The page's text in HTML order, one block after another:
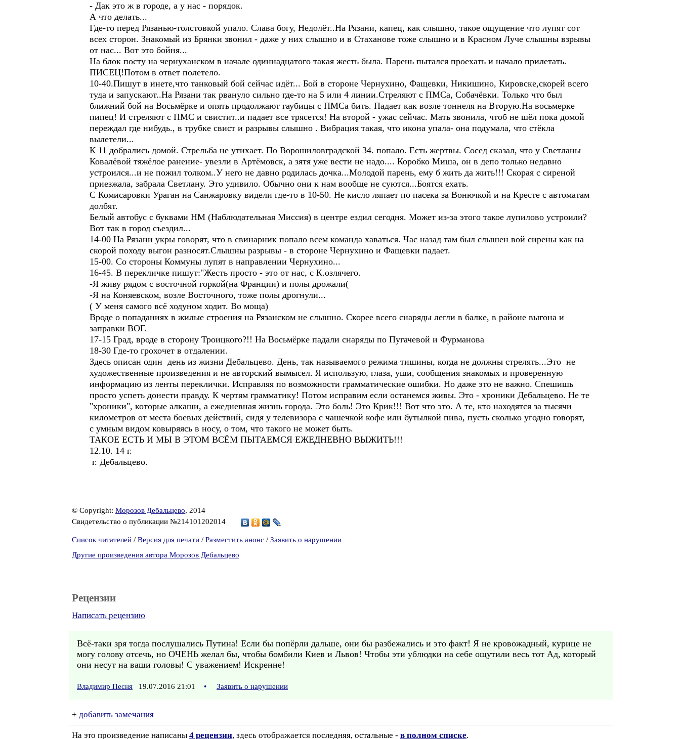
- Дак это ж в городе, а у нас - порядок.
А что делать...
Где-то перед Рязанью-толстовкой упало. Слава богу, Недолёт..На Рязани, капец, как слышно, такое ощущение что лупят сот
всех сторон. Знакомый из Брянки звонил - даже у них слышно и в Стаханове тоже слышно и в Красном Луче слышны взрывы
от нас... Вот это бойня...
На блок посту на чернуханском в начале одиннадцатого такая жесть была. Парень пытался проехать и начало прилетать.
ПИСЕЦ!Потом в ответ полетело.
10-40.Пишут в инете,что танковый бой сейчас идёт... Бой в стороне Чернухино, Фащевки, Никишино, Кировске,скорей всего
туда и запускают..На Рязани так рвануло сильно где-то на 5 или 4 линии.Стреляют с ПМСа, Собачёвки. Только что был
ближний бой на Восьмёрке и опять продолжают гаубицы с ПМСа бить. Падает как возле тоннеля на Вторую.На восьмерке
пипец! И стреляют с ПМС и свистит..и падает все трясется! На второй - ужас сейчас. Мать звонила, чтоб не шёл пока домой
переждал где нибудь., в трубке свист и разрывы слышно . Вибрация такая, что икона упала- она подумала, что стёкла
вылетели...
К 11 добрались домой. Стрельба не утихает. По Ворошиловградской 34. попало. Есть жертвы. Сосед сказал, что у Светланы
Ковалёвой тяжёлое ранение- увезли в Артёмовск, а зятя уже вести не надо.... Коробко Миша, он в депо только недавно
устроился...и не пожил толком..У него не давно родилась дочка...Молодой парень, ему б жить да жить!!! Скорая с сиреной
приезжала, забрала Светлану. Это удивило. Обычно они к нам вообще не суются...Боятся ехать.
С Комисаровки Ураган на Санжаровку видели где-то в 10-50. Не кисло ляпает по пасека за Вонючкой и на Кресте с автоматам
долбят.
Белый автобус с буквами НМ (Наблюдательная Миссия) в центре ездил сегодня. Может из-за этого такое лупилово устроили?
Вот так в город съездил...
14-00 На Рязани укры говорят, что в свинарник попало всем команда хаваться. Час назад там был слышен вой сирены как на
скорой походу выгон разносят.Слышны разрывы - в стороне Чернухино и Фащевки падает.
15-00. Со стороны Коммуны лупят в направлении Чернухино...
16-45. В перекличке пишут:"Жесть просто - это от нас, с К.озлячего.
-Я живу рядом с восточной горкой(на Франции) и полы дрожали(
-Я на Коняевском, возле Восточного, тоже полы дрогнули...
( У меня самого всё ходуном ходит. Во моща)
Вроде о попаданиях в жилые строения на Рязанском не слышно. Скорее всего снаряды легли в балке, в районе выгона и
заправки ВОГ.
17-15 Град, вроде в сторону Троицкого?!! На Восьмёрке падали снаряды по Пугачевой и Фурманова
18-30 Где-то грохочет в отдалении.
Здесь описан один день из жизни Дебальцево. День, так называемого режима тишины, когда не должны стрелять...Это не
художественные произведения и не авторский вымысел. Я использую, глаза, уши, сообщения знакомых и проверенную
информацию из ленты переклички. Исправляя по возможности грамматические ошибки. Но даже это не важно. Спешишь
просто успеть донести правду. К чертям грамматику! Потом исправим если останемся живы. Это - хроники Дебальцево. Не те
"хроники", которые алкаши, а ежедневная жизнь города. Это боль! Это Крик!!! Вот что это. А те, кто находятся за тысячи
километров от места боевых действий, сидя у телевизора с чашечкой кофе или бутылкой пива, пусть сколько угодно говорят,
с умным видом ковыряясь в носу, о том, что такого не может быть.
ТАКОЕ ЕСТЬ И МЫ В ЭТОМ ВСЁМ ПЫТАЕМСЯ ЕЖЕДНЕВНО ВЫЖИТЬ!!!
12.10. 14 г.
г. Дебальцево.
© Copyright: Морозов Дебальцево, 2014
Свидетельство о публикации №214101202014
Список читателей / Версия для печати / Разместить анонс / Заявить о нарушении
Другие произведения автора Морозов Дебальцево
Рецензии
Написать рецензию
Всё-таки зря тогда послушались Путина! Если бы попёрли дальше, они бы разбежались и это факт! Я не кровожадный, курице не
могу голову отсечь, но ОЧЕНЬ желал бы, чтобы бомбили Киев и Львов! Чтобы эти ублюдки на себе ощутили весь тот Ад, который
они несут на ваши головы! С уважением! Искренне!
Владимир Песня 19.07.2016 21:01 • Заявить о нарушении
+ добавить замечания
На это произведение написаны 4 рецензии, здесь отображается последняя, остальные - в полном списке.